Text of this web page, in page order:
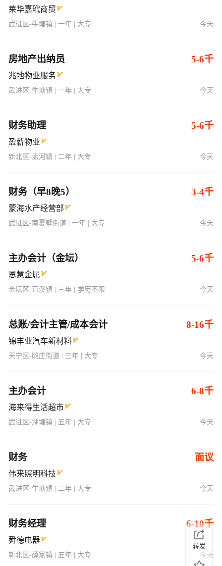
莱华嘉玳商贸
武进区-牛塘镇 | 一年 | 大专 今天
房地产出纳员 5-6千
兆地物业服务
武进区-牛塘镇 | 一年 | 大专 今天
财务助理 5-6千
盈薪物业
新北区-孟河镇 | 二年 | 大专 今天
财务（早8晚5） 3-4千
蒙海水产经营部
武进区-南夏墅街道 | 一年 | 大专 今天
主办会计（金坛） 5-6千
恩慧金属
金坛区-直溪镇 | 三年 | 学历不限 今天
总账/会计主管/成本会计 8-16千
锦丰业汽车新材料
天宁区-雕庄街道 | 三年 | 大专 今天
主办会计 6-8千
海来得生活超市
武进区-湖塘镇 | 五年 | 大专 今天
财务 面议
伟来照明科技
武进区-牛塘镇 | 二年 | 大专 今天
财务经理 6-10千
舜德电器
新北区-薛家镇 | 五年 | 大专 今天
转发